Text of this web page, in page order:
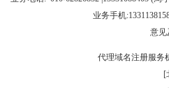
业务手机
意见
代理域名注册服务
[